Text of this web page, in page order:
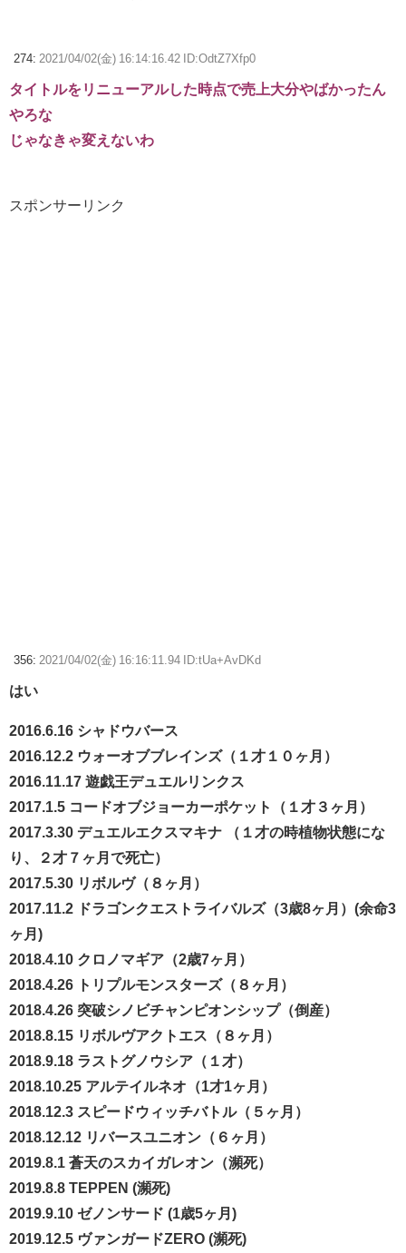
274: 2021/04/02(金) 16:14:16.42 ID:OdtZ7Xfp0
タイトルをリニューアルした時点で売上大分やばかったん
やろな
じゃなきゃ変えないわ
スポンサーリンク
356: 2021/04/02(金) 16:16:11.94 ID:tUa+AvDKd
はい
2016.6.16 シャドウバース
2016.12.2 ウォーオブブレインズ（１才１０ヶ月）
2016.11.17 遊戯王デュエルリンクス
2017.1.5 コードオブジョーカーポケット（１才３ヶ月）
2017.3.30 デュエルエクスマキナ （１才の時植物状態にな
り、２才７ヶ月で死亡）
2017.5.30 リボルヴ（８ヶ月）
2017.11.2 ドラゴンクエストライバルズ（3歳8ヶ月）(余命3
ヶ月)
2018.4.10 クロノマギア（2歳7ヶ月）
2018.4.26 トリプルモンスターズ（８ヶ月）
2018.4.26 突破シノビチャンピオンシップ（倒産）
2018.8.15 リボルヴアクトエス（８ヶ月）
2018.9.18 ラストグノウシア（１才）
2018.10.25 アルテイルネオ（1才1ヶ月）
2018.12.3 スピードウィッチバトル（５ヶ月）
2018.12.12 リバースユニオン（６ヶ月）
2019.8.1 蒼天のスカイガレオン（瀕死）
2019.8.8 TEPPEN (瀕死)
2019.9.10 ゼノンサード (1歳5ヶ月)
2019.12.5 ヴァンガードZERO (瀕死)